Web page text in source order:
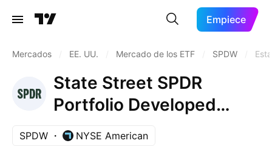
Empiece
Mercados EE. UU. Mercado de los ETF SPDW
State Street SPDR
Portfolio Developed
World ex-US ETF
SPDW NYSE American